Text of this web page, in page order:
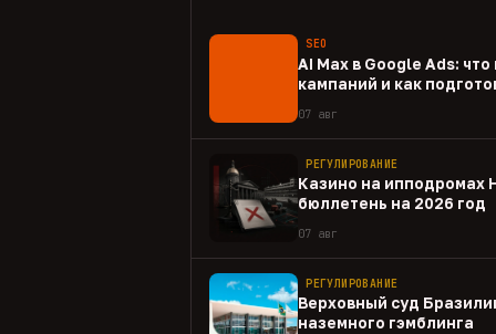
SEO
AI Max в Google Ads:
кампаний и как
07 авг
РЕГУЛИРОВАНИЕ
Казино на ипподромах
бюллетень на 2026 год
07 авг
РЕГУЛИРОВАНИЕ
Верховный суд
наземного гэмблинга